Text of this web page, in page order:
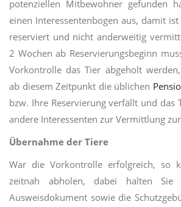
potenziellen Mitbewohner gefunden
einen Interessentenbogen aus, damit
reserviert und nicht anderweitig
2 Wochen ab Reservierungsbeginn
Vorkontrolle das Tier abgeholt
ab diesem Zeitpunkt die üblichen
bzw. Ihre Reservierung verfällt und das
andere Interessenten zur Vermittlung
Übernahme der Tiere
War die Vorkontrolle erfolgreich, so
zeitnah abholen, dabei halten
Ausweisdokument sowie die